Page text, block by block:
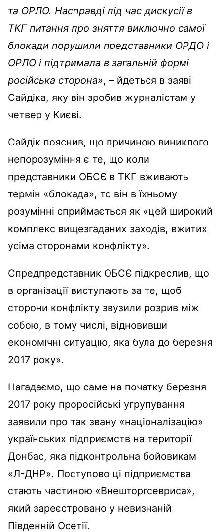
та ОРЛО. Насправді під час дискусії в
ТКГ питання про зняття виключно самої
блокади порушили представники ОРДО і
ОРЛО і підтримала в загальній формі
російська сторона», – йдеться в заяві
Сайдіка, яку він зробив журналістам у
четвер у Києві.
Сайдік пояснив, що причиною виниклого
непорозуміння є те, що коли
представники ОБСЄ в ТКГ вживають
термін «блокада», то він в їхньому
розумінні сприймається як «цей широкий
комплекс вищезгаданих заходів, вжитих
усіма сторонами конфлікту».
Спредпредставник ОБСЄ підкреслив, що
в організації виступають за те, щоб
сторони конфлікту звузили розрив між
собою, в тому числі, відновивши
економічні ситуацію, яка була до березня
2017 року».
Нагадаємо, що саме на початку березня
2017 року проросійські угрупування
заявили про так звану «націоналізацію»
українських підприємств на території
Донбас, яка підконтрольна бойовикам
«Л-ДНР». Поступово ці підприємства
стають частиною «Внешторгсевриса»,
який зареєстровано у невизнаній
Південній Осетії.